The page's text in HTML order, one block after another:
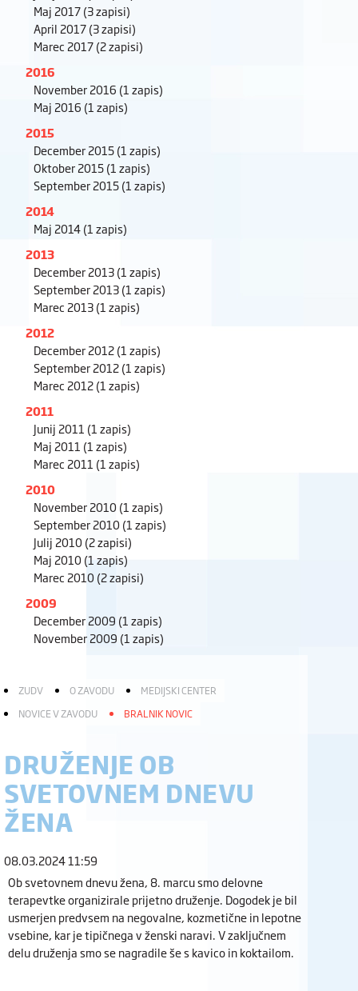
Maj 2017(3 zapisi)
April 2017(3 zapisi)
Marec 2017(2 zapisi)
2016
November 2016 (1 zapis)
Maj 2016 (1 zapis)
2015
December 2015(1 zapis)
Oktober 2015(1 zapis)
September 2015(1 zapis)
2014
Maj 2014(1 zapis)
2013
December 2013(1 zapis)
September 2013(1 zapis)
Marec 2013(1 zapis)
2012
December 2012(1 zapis)
September 2012(1 zapis)
Marec 2012(1 zapis)
2011
Junij 2011 (1 zapis)
Maj 2011 (1 zapis)
Marec 2011 (1 zapis)
2010
November 2010(1 zapis)
September 2010(1 zapis)
Julij 2010(2 zapisi)
Maj 2010(1 zapis)
Marec 2010(2 zapisi)
2009
December 2009 (1 zapis)
November 2009 (1 zapis)
ZUDV O ZAVODU
MEDIJSKI CENTER
NOVICE V ZAVODU
BRALNIK NOVIC
DRUŽENJE OB
SVETOVNEM DNEVU
ŽENA
08.03.2024 11:59
Ob svetovnem dnevu žena, 8. marcu smo delovne
terapevtke organizirale prijetno druženje. Dogodek je bil
usmerjen predvsem na negovalne, kozmetične in lepotne
vsebine, kar je tipičnega v ženski naravi. V zaključnem
delu druženja smo se nagradile še s kavico in koktailom.